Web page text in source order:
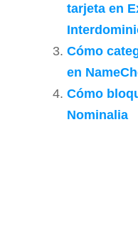
tarjeta en
Cómo
en
Cómo
Nominalia